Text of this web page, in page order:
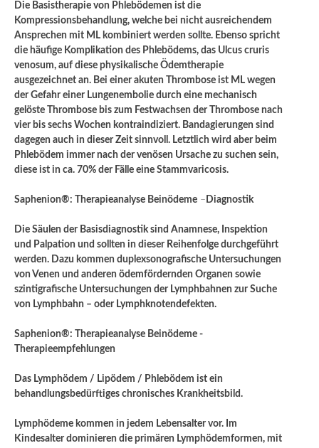
Die Basistherapie von Phlebödemen ist die
Kompressionsbehandlung, welche bei nicht ausreichendem
Ansprechen mit ML kombiniert werden sollte. Ebenso spricht
die häufige Komplikation des Phlebödems, das Ulcus cruris
venosum, auf diese physikalische Ödemtherapie
ausgezeichnet an. Bei einer akuten Thrombose ist ML wegen
der Gefahr einer Lungenembolie durch eine mechanisch
gelöste Thrombose bis zum Festwachsen der Thrombose nach
vier bis sechs Wochen kontraindiziert. Bandagierungen sind
dagegen auch in dieser Zeit sinnvoll. Letztlich wird aber beim
Phlebödem immer nach der venösen Ursache zu suchen sein,
diese ist in ca. 70% der Fälle eine Stammvaricosis.
Saphenion®: Therapieanalyse Beinödeme – Diagnostik
Die Säulen der Basisdiagnostik sind Anamnese, Inspektion
und Palpation und sollten in dieser Reihenfolge durchgeführt
werden. Dazu kommen duplexsonografische Untersuchungen
von Venen und anderen ödemfördernden Organen sowie
szintigrafische Untersuchungen der Lymphbahnen zur Suche
von Lymphbahn – oder Lymphknotendefekten.
Saphenion®: Therapieanalyse Beinödeme -
Therapieempfehlungen
Das Lymphödem / Lipödem / Phlebödem ist ein
behandlungsbedürftiges chronisches Krankheitsbild.
Lymphödeme kommen in jedem Lebensalter vor. Im
Kindesalter dominieren die primären Lymphödemformen, mit